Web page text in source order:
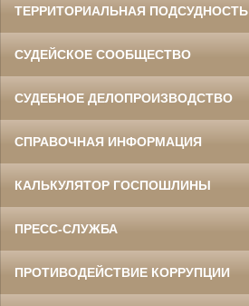
ТЕРРИТОРИАЛЬНАЯ ПОДСУДНОСТЬ
СУДЕЙСКОЕ СООБЩЕСТВО
СУДЕБНОЕ ДЕЛОПРОИЗВОДСТВО
СПРАВОЧНАЯ ИНФОРМАЦИЯ
КАЛЬКУЛЯТОР ГОСПОШЛИНЫ
ПРЕСС-СЛУЖБА
ПРОТИВОДЕЙСТВИЕ КОРРУПЦИИ